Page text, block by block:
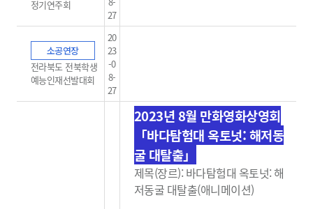
정기연주회
27
소공연장
전라북도 전북학생
예능인재선발대회
20
23
-0
8-
27
2023년 8월 만화영화상영회
「바다탐험대 옥토넛: 해저동
굴 대탈출」
제목(장르): 바다탐험대 옥토넛: 해
저동굴 대탈출(애니메이션)